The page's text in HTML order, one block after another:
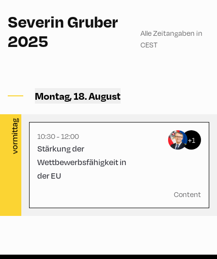
Severin Gruber
2025
Alle Zeitangaben in
CEST
Montag, 18. August
vormittag
CCA – Hayek-Saal
10:30 - 12:00
Stärkung der
Wettbewerbsfähigkeit in
der EU
+1
Content